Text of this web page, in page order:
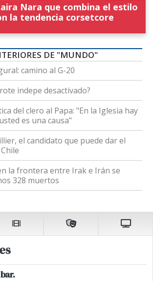
Nara que combina el estilo
la tendencia corsetcore
DE "MUNDO"
camino al G-20
indepe desactivado?
del clero al Papa: "En la Iglesia hay
es una causa"
el candidato que puede dar el
la frontera entre Irak e Irán se
328 muertos